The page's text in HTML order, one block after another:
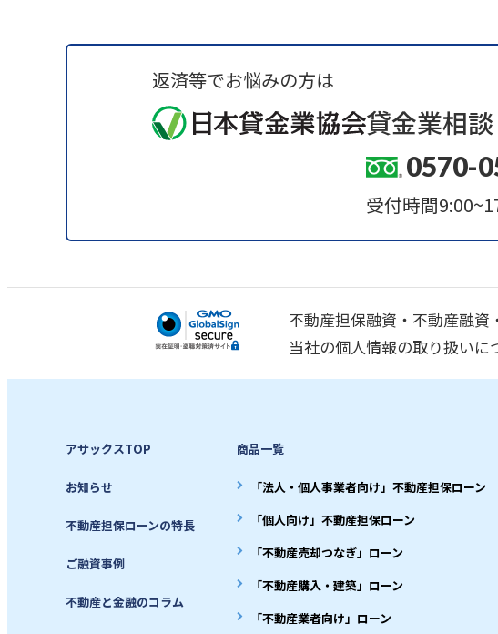
返済等でお悩みの方は
貸金業相談
0570-
受付時間
不動産担保融資・不動産融資
当社の個人情報の取り扱いに
アサックスTOP
お知らせ
不動産担保ローンの特長
ご融資事例
不動産と金融のコラム
商品一覧
「法人・個人事業者向け」不動産担保ローン
「個人向け」不動産担保ローン
「不動産売却つなぎ」ローン
「不動産購入・建築」ローン
「不動産業者向け」ローン